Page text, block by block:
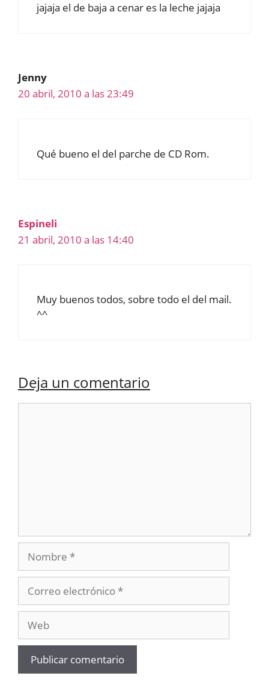
jajaja el de baja a cenar es la leche jajaja
Jenny
20 abril, 2010 a las 23:49
Qué bueno el del parche de CD Rom.
Espineli
21 abril, 2010 a las 14:40
Muy buenos todos, sobre todo el del mail.
^^
Deja un comentario
Nombre
electrónico